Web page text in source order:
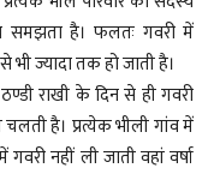
समझता है। फलतः गवरी में
ज्यादा तक हो जाती है।
राखी के दिन से ही गवरी
है। प्रत्येक भीली गांव में
नहीं ली जाती वहां वर्षा